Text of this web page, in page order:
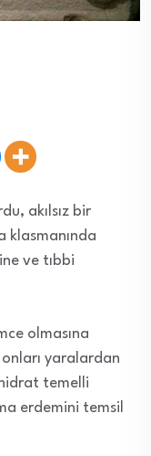
akılsız bir
klasmanında
ve tıbbi
olmasına
onları yaralardan
temelli
erdemini temsil